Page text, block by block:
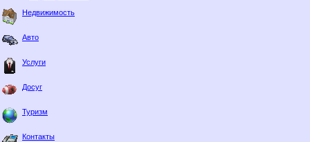
Недвижимость
Авто
Услуги
Досуг
Туризм
Контакты